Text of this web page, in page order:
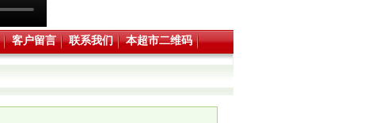
客户留言 联系我们 本超市二维码